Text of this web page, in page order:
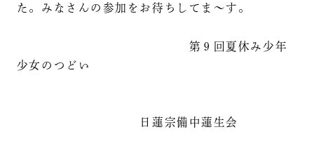
た。みなさんの参加をお待ちしてま～す。
第９回夏休み少年
少女のつどい
日蓮宗備中蓮生会